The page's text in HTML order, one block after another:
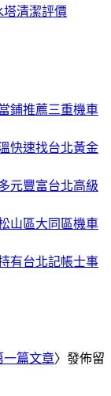
塔清潔評價
鋪推薦三重機車
快速找台北黃金
元豐富台北高級
山區大同區機車
有台北記帳士事
一篇文章〉發佈留